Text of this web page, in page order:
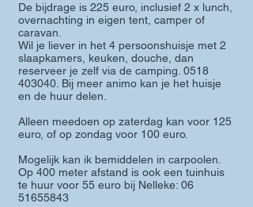
De bijdrage is 225 euro, inclusief 2 x lunch,
overnachting in eigen tent, camper of
caravan.
Wil je liever in het 4 persoonshuisje met 2
slaapkamers, keuken, douche, dan
reserveer je zelf via de camping. 0518
403040 . Bij meer animo kan je het huisje
en de huur delen.
Alleen meedoen op zaterdag kan voor 125
euro, of op zondag voor 100 euro.
Mogelijk kan ik bemiddelen in carpoolen.
Op 400 meter afstand is ook een tuinhuis
te huur voor 55 euro bij Nelleke: 06
51655843